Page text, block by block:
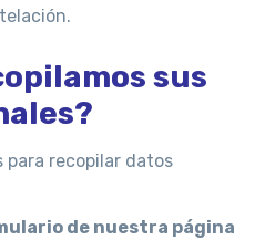
sus
para recopilar datos
de nuestra página